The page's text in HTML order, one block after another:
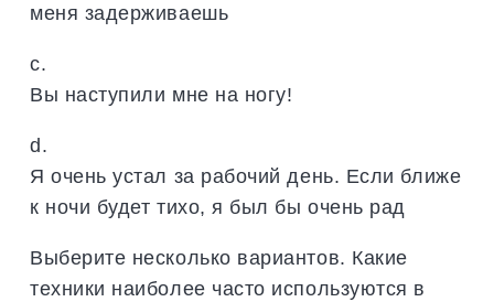
меня задерживаешь
c.
Вы наступили мне на ногу!
d.
Я очень устал за рабочий день. Если ближе
к ночи будет тихо, я был бы очень рад
Выберите несколько вариантов. Какие
техники наиболее часто используются в